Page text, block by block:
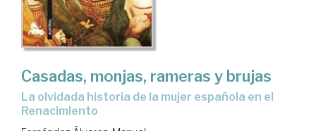
Casadas, monjas, rameras y brujas
la olvidada historia de la mujer española en el
Renacimiento